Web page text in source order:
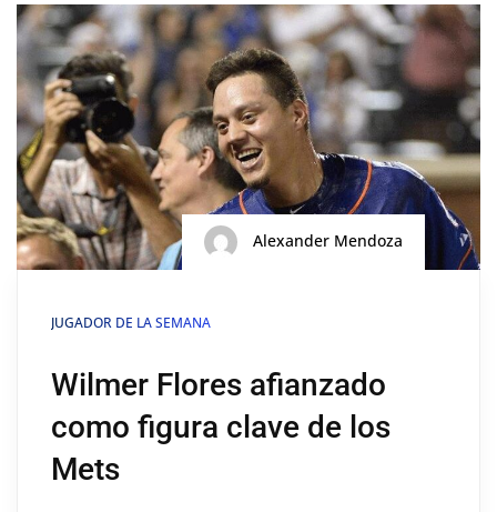
Alexander Mendoza
JUGADOR DE LA SEMANA
Wilmer Flores afianzado
como figura clave de los
Mets